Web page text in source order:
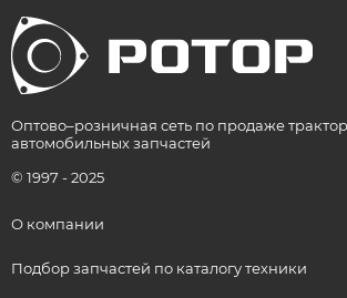
Оптово–розничная сеть по продаже
автомобильных запчастей
© 1997 - 2025
О компании
Подбор запчастей по каталогу техники